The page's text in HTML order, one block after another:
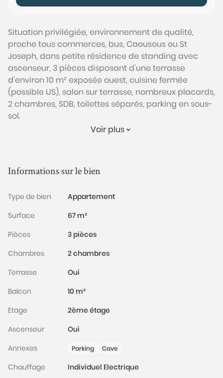
Situation privilégiée, environnement de qualité,
proche tous commerces, bus, Caousous ou St
Joseph, dans petite résidence de standing avec
ascenseur, 3 pièces disposant d'une terrasse
d'environ 10 m² exposée ouest, cuisine fermée
(possible US), salon sur terrasse, nombreux placards,
2 chambres, SDB, toilettes séparés, parking en sous-
sol.
Conformément à l'Article L.561-5 du code monétaire
exposé sont disponibles sur le site Géorisques :
www.georisques.gouv.fr
Voir plus
Informations sur le bien
Type de bien
Appartement
Surface
67 m²
Pièces
3 pièces
Chambres
2 chambres
Terrasse
Oui
Balcon
10 m²
Etage
2ème étage
Ascenseur
Oui
Annexes
Parking Cave
Chauffage
Individuel Electrique